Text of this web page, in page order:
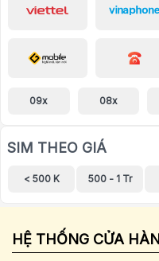
09x 08x
SIM THEO GIÁ
< 500 K 500 - 1 Tr
HỆ THỐNG CỬA